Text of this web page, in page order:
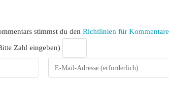
stimmst du denRichtlinien für Kommentare
Zahl eingeben)
Gib
deine